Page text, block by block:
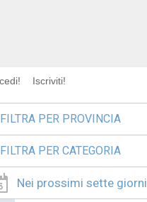
Iscriviti!
FILTRA PER PROVINCIA
FILTRA PER CATEGORIA
Nei prossimi sette giorni